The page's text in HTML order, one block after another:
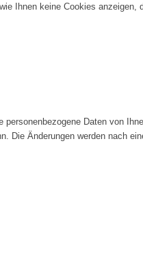
Ihnen keine Cookies
Daten von
Die Änderungen werden nach